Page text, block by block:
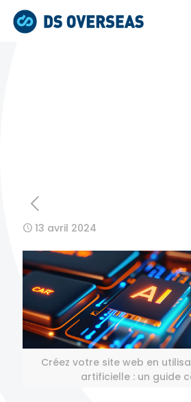
13 avril 2024
Créez votre site web en
artificielle : un guide